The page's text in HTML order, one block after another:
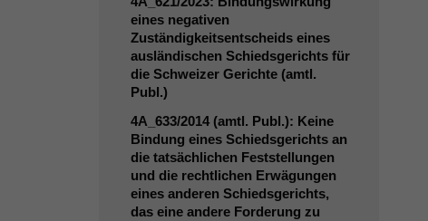
eines negativen
Zuständigkeitsentscheids eines
ausländischen Schiedsgerichts für
die Schweizer Gerichte (amtl.
Publ.)
4A_633/2014 (amtl. Publ.): Keine
Bindung eines Schiedsgerichts an
die tatsächlichen Feststellungen
und die rechtlichen Erwägungen
eines anderen Schiedsgerichts,
das eine andere Forderung zu